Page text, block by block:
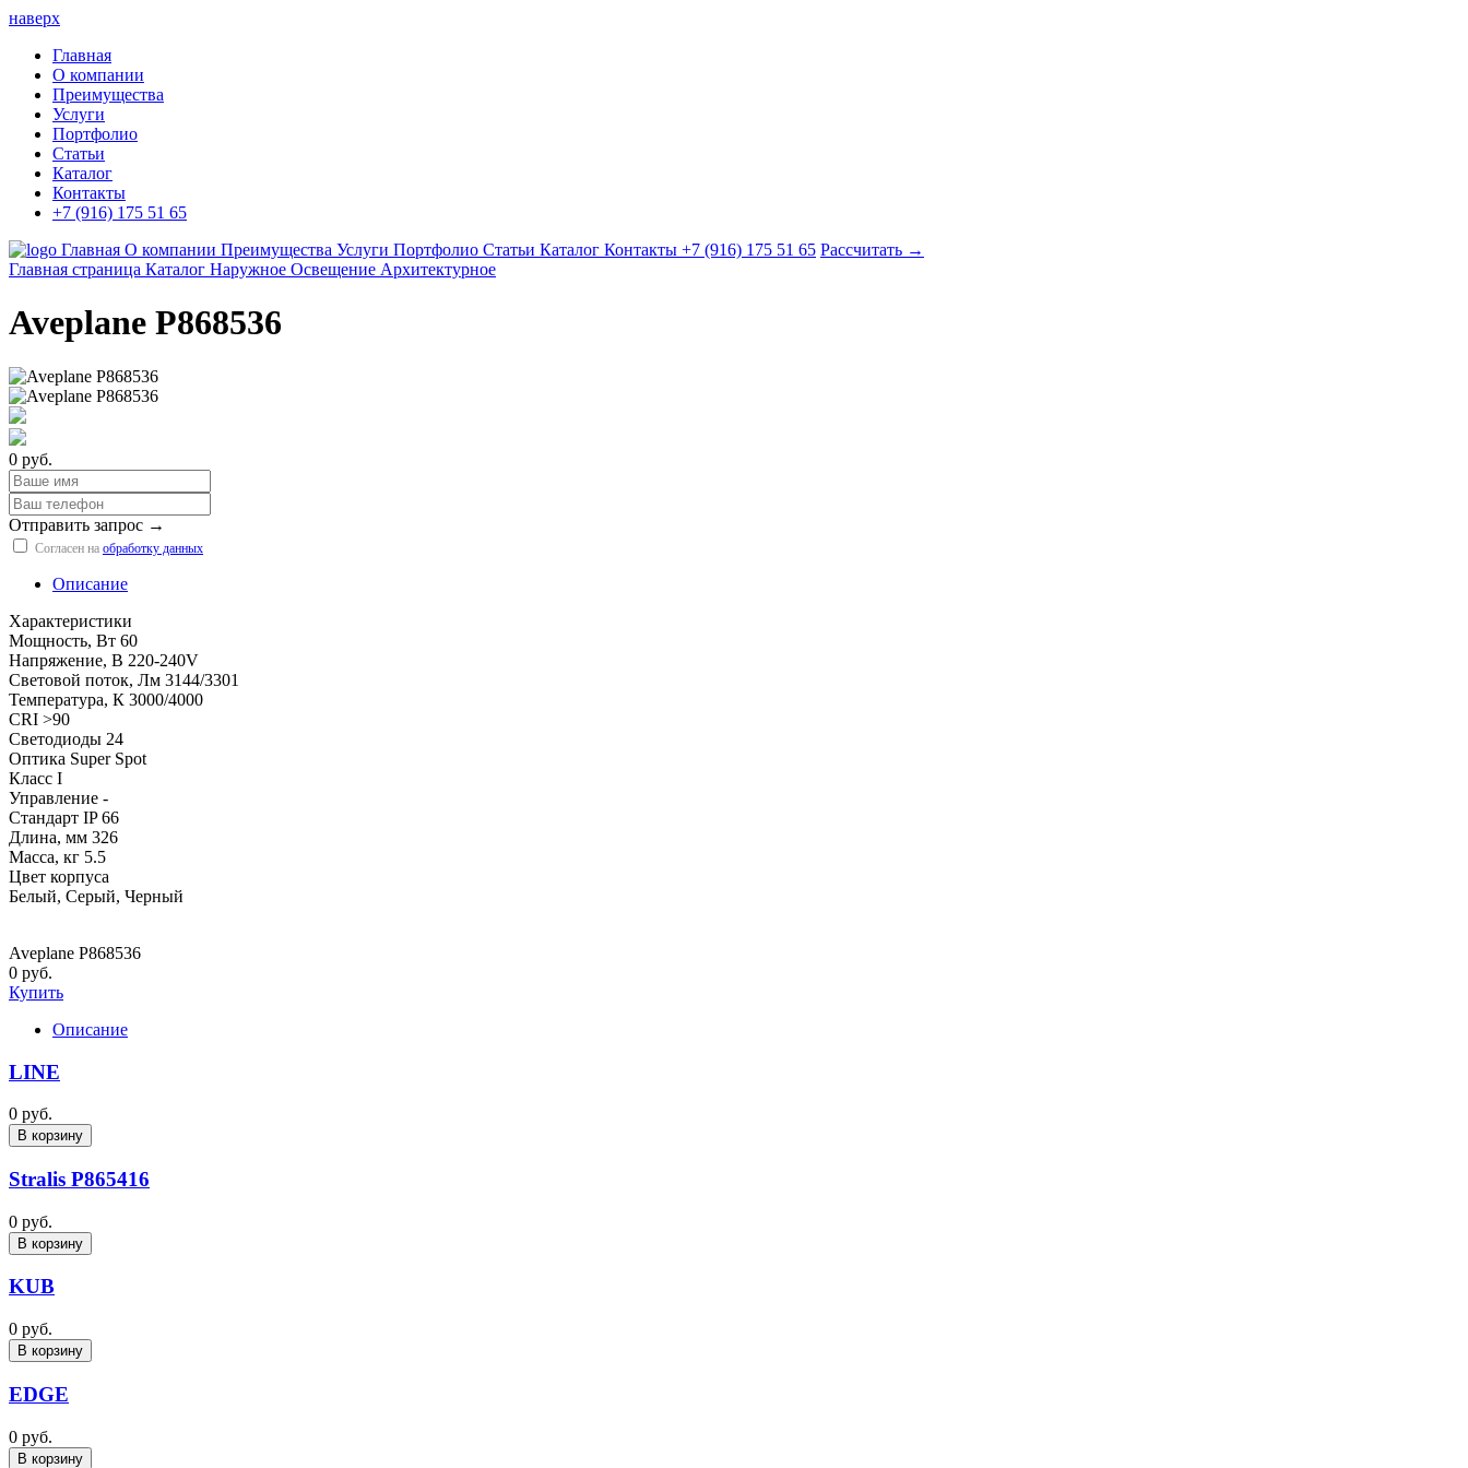
наверх
Главная
О компании
Преимущества
Услуги
Портфолио
Статьи
Каталог
Контакты
+7 (916) 175 51 65
Главная О компании Преимущества Услуги Портфолио Статьи Каталог Контакты +7 (916) 175 51 65 Рассчитать →
Главная страница Каталог Наружное Освещение Архитектурное
Aveplane P868536
0 руб.
Отправить запрос →
Согласен на обработку данных
Описание
Характеристики
Мощность, Вт 60
Напряжение, В 220-240V
Световой поток, Лм 3144/3301
Температура, К 3000/4000
CRI >90
Светодиоды 24
Оптика Super Spot
Класс I
Управление -
Стандарт IP 66
Длина, мм 326
Масса, кг 5.5
Цвет корпуса
Белый, Серый, Черный
Aveplane P868536
0 руб.
Купить
Описание
LINE
0 руб.
В корзину
Stralis P865416
0 руб.
В корзину
KUB
0 руб.
В корзину
EDGE
0 руб.
В корзину